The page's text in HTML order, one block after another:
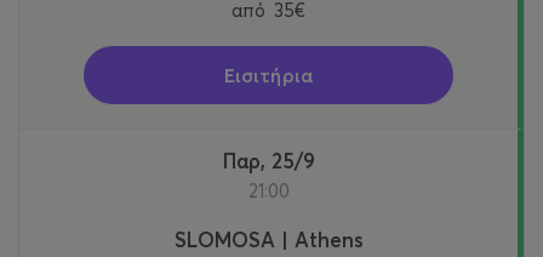
από 35€
Εισιτήρια
Παρ, 25/9
21:00
SLOMOSA | Athens